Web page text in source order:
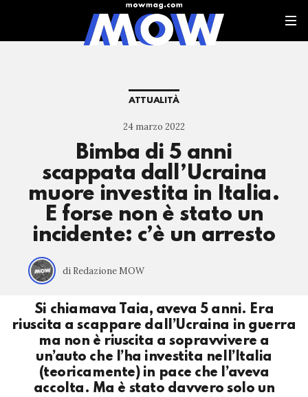
ATTUALITÀ
24 marzo 2022
Bimba di 5 anni
scappata dall’Ucraina
muore investita in Italia.
E forse non è stato un
incidente: c’è un arresto
di Redazione MOW
Si chiamava Taia, aveva 5 anni. Era
riuscita a scappare dall’Ucraina in guerra
ma non è riuscita a sopravvivere a
un’auto che l’ha investita nell’Italia
(teoricamente) in pace che l’aveva
accolta. Ma è stato davvero solo un